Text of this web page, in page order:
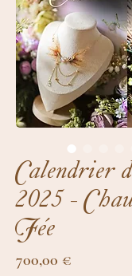
Calendrier
2025 -
Fée
700,00 €